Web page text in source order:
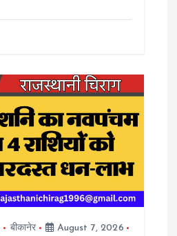
बीकानेर
August 7, 2026